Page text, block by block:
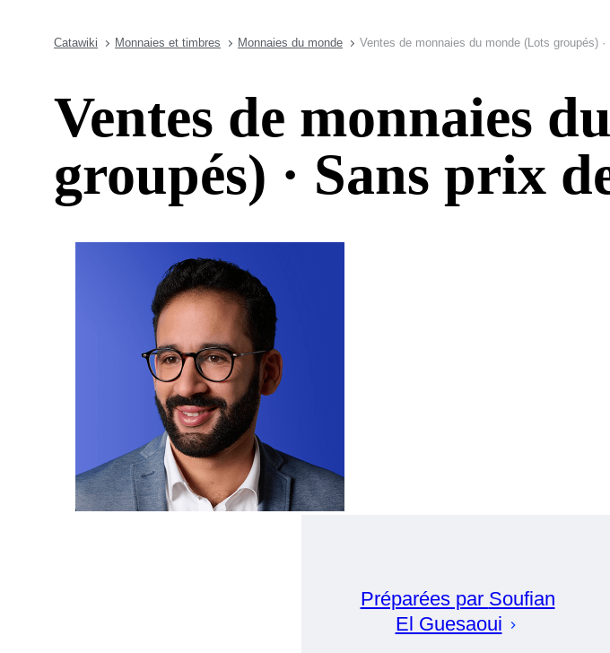
Catawiki Monnaies et timbres Monnaies du monde Ventes de monnaies du monde (Lots groupés)
Ventes de monnaies
groupés) · Sans prix
Préparées par Soufian
El Guesaoui